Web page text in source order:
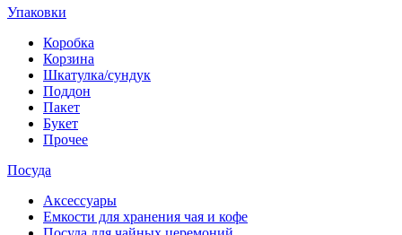
Упаковки
Коробка
Корзина
Шкатулка/сундук
Поддон
Пакет
Букет
Прочее
Посуда
Аксессуары
Емкости для хранения чая и кофе